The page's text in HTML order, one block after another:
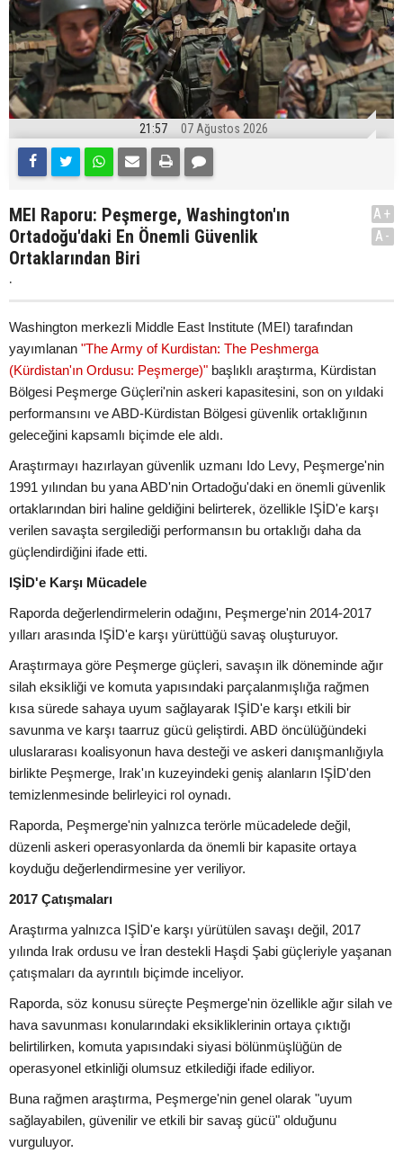
21:57 07 Ağustos 2026
MEI Raporu: Peşmerge, Washington'ın
Ortadoğu'daki En Önemli Güvenlik
Ortaklarından Biri
.
A+
A-
Washington merkezli Middle East Institute (MEI) tarafından
yayımlanan "The Army of Kurdistan: The Peshmerga
(Kürdistan'ın Ordusu: Peşmerge)" başlıklı araştırma, Kürdistan
Bölgesi Peşmerge Güçleri'nin askeri kapasitesini, son on yıldaki
performansını ve ABD-Kürdistan Bölgesi güvenlik ortaklığının
geleceğini kapsamlı biçimde ele aldı.
Araştırmayı hazırlayan güvenlik uzmanı Ido Levy, Peşmerge'nin
1991 yılından bu yana ABD'nin Ortadoğu'daki en önemli güvenlik
ortaklarından biri haline geldiğini belirterek, özellikle IŞİD'e karşı
verilen savaşta sergilediği performansın bu ortaklığı daha da
güçlendirdiğini ifade etti.
IŞİD'e Karşı Mücadele
Raporda değerlendirmelerin odağını, Peşmerge'nin 2014-2017
yılları arasında IŞİD'e karşı yürüttüğü savaş oluşturuyor.
Araştırmaya göre Peşmerge güçleri, savaşın ilk döneminde ağır
silah eksikliği ve komuta yapısındaki parçalanmışlığa rağmen
kısa sürede sahaya uyum sağlayarak IŞİD'e karşı etkili bir
savunma ve karşı taarruz gücü geliştirdi. ABD öncülüğündeki
uluslararası koalisyonun hava desteği ve askeri danışmanlığıyla
birlikte Peşmerge, Irak'ın kuzeyindeki geniş alanların IŞİD'den
temizlenmesinde belirleyici rol oynadı.
Raporda, Peşmerge'nin yalnızca terörle mücadelede değil,
düzenli askeri operasyonlarda da önemli bir kapasite ortaya
koyduğu değerlendirmesine yer veriliyor.
2017 Çatışmaları
Araştırma yalnızca IŞİD'e karşı yürütülen savaşı değil, 2017
yılında Irak ordusu ve İran destekli Haşdi Şabi güçleriyle yaşanan
çatışmaları da ayrıntılı biçimde inceliyor.
Raporda, söz konusu süreçte Peşmerge'nin özellikle ağır silah ve
hava savunması konularındaki eksikliklerinin ortaya çıktığı
belirtilirken, komuta yapısındaki siyasi bölünmüşlüğün de
operasyonel etkinliği olumsuz etkilediği ifade ediliyor.
Buna rağmen araştırma, Peşmerge'nin genel olarak "uyum
sağlayabilen, güvenilir ve etkili bir savaş gücü" olduğunu
vurguluyor.